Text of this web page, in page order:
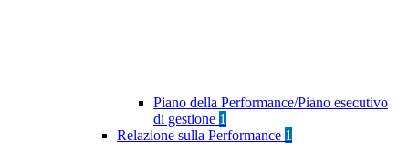
Piano della Performance/Piano esecutivo
di gestione 1
Relazione sulla Performance 1